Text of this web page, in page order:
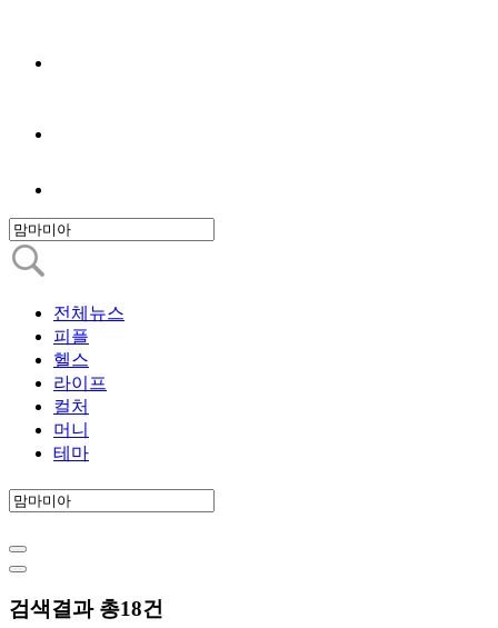
전체뉴스
피플
헬스
라이프
컬처
머니
테마
검색결과 총18건